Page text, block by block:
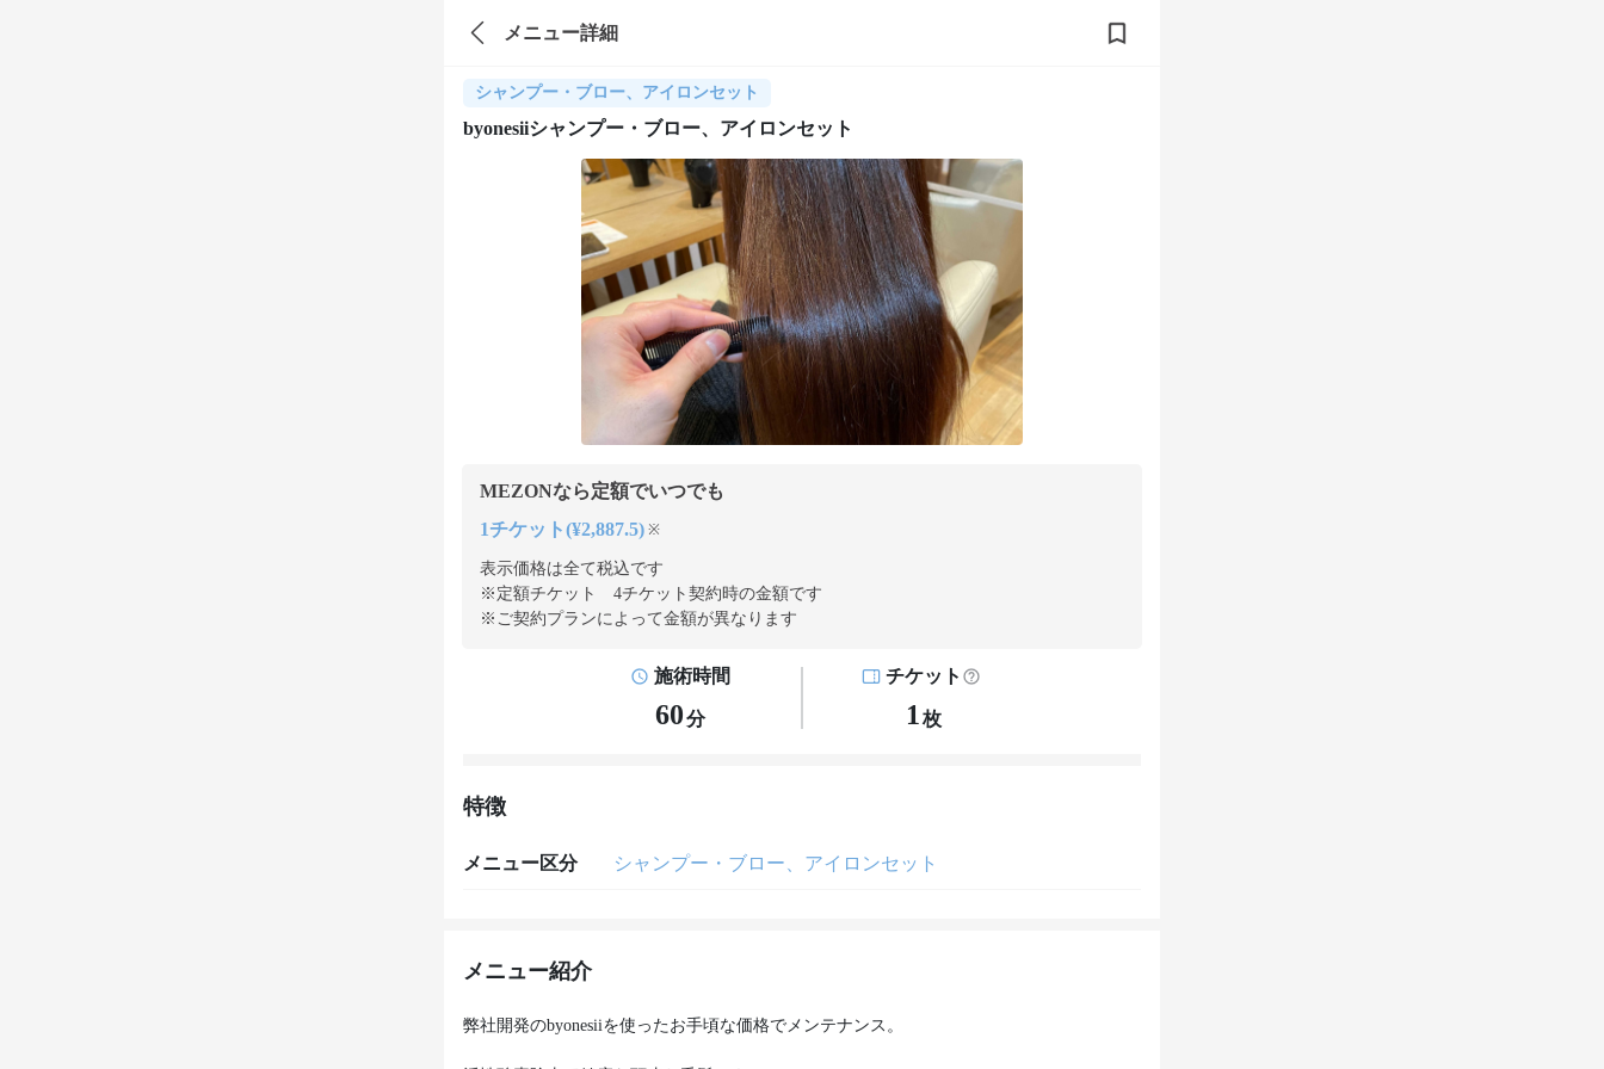
メニュー詳細
シャンプー・ブロー、アイロンセット
byonesiiシャンプー・ブロー、アイロンセット
MEZONなら定額でいつでも
1チケット(¥2,887.5) ※
表示価格は全て税込です
※定額チケット 4チケット契約時の金額です
※ご契約プランによって金額が異なります
施術時間
60分
チケット
1 枚
特徴
メニュー区分 シャンプー・ブロー、アイロンセット
メニュー紹介
弊社開発のbyonesiiを使ったお手頃な価格でメンテナンス。